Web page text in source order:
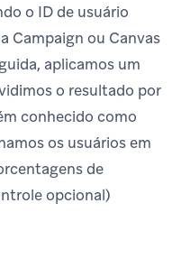
o ID de usuário
Campaign ou Canvas
aplicamos um
o resultado por
conhecido como
os usuários em
de
opcional)